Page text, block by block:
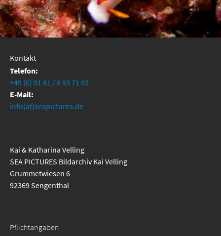
Kontakt
Telefon:
+49 (0) 91 81 / 8 83 71 92
E-Mail:
info(at)seapictures.de
Kai & Katharina Velling
SEA PICTURES Bildarchiv Kai Velling
Grummetwiesen 6
92369 Sengenthal
Pflichtangaben